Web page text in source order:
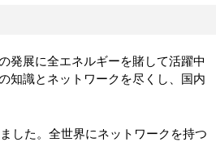
発展に全エネルギーを賭して活躍中
知識とネットワークを尽くし、国内
した。全世界にネットワークを持つ